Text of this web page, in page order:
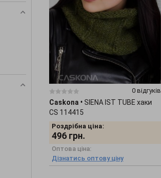
0 відгуків
Caskona • SIENA IST TUBE хаки
CS 114415
Роздрібна ціна:
496 грн.
Оптова ціна:
Дізнатись оптову ціну